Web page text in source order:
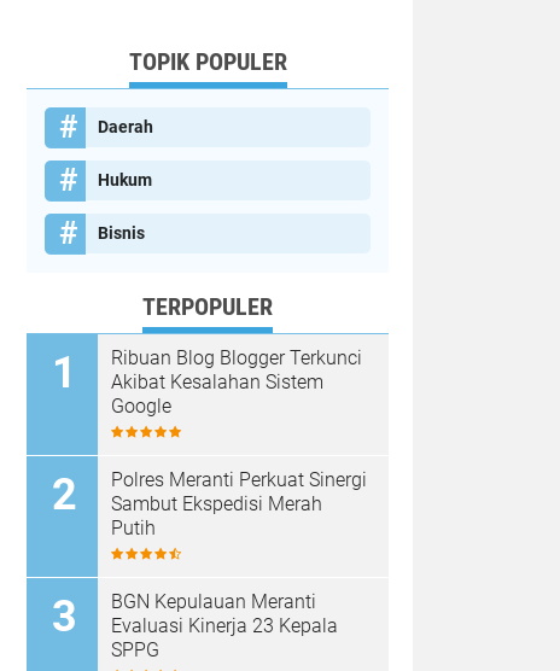
TOPIK POPULER
Daerah
Hukum
Bisnis
TERPOPULER
Ribuan Blog Blogger Terkunci
Akibat Kesalahan Sistem
Google
Polres Meranti Perkuat Sinergi
Sambut Ekspedisi Merah
Putih
BGN Kepulauan Meranti
Evaluasi Kinerja 23 Kepala
SPPG